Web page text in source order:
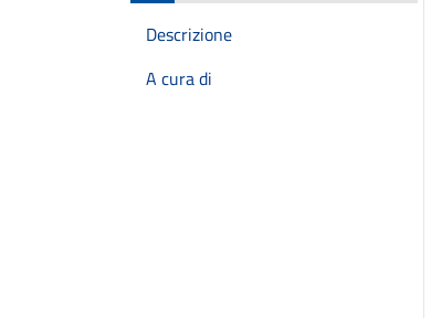
Descrizione
A cura di